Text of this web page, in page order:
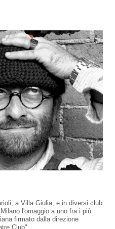
, a Villa Giulia, e in diversi club
l'omaggio a uno fra i più
firmato dalla direzione
Club".